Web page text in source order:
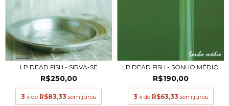
LP DEAD FISH - SIRVA-SE
R$250,00
3 x de R$83,33 sem juros
LP DEAD FISH - SONHO MÉDIO
R$190,00
3 x de R$63,33 sem juros